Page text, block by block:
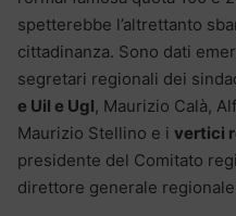
spetterebbe l’altrettanto
cittadinanza. Sono dati
segretari regionali dei
e Uil e Ugl, Maurizio Calà,
Maurizio Stellino e i vertici
presidente del Comitato
direttore generale